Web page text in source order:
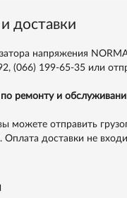
доставки
напряжения
(066) 199-65-35или
ремонту и
можете отправить
Оплата доставки не